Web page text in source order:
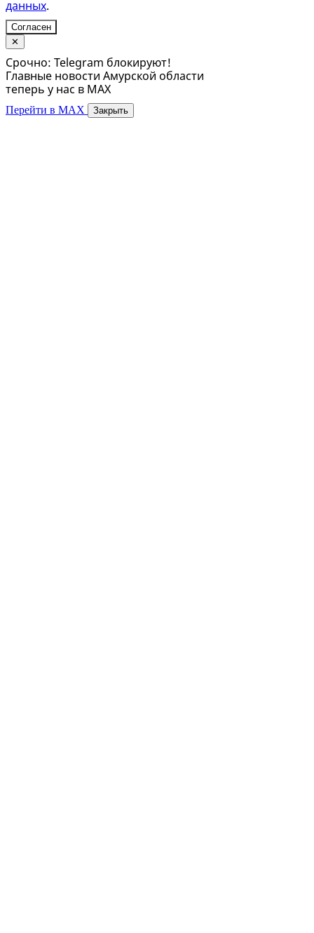
данных.
Согласен
✕
Срочно: Telegram блокируют!
Главные новости Амурской области
теперь у нас в MAX
Перейти в MAX Закрыть